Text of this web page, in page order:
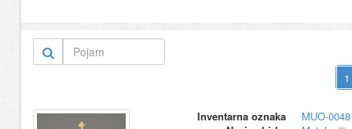
Inventarna oznaka
MUO-